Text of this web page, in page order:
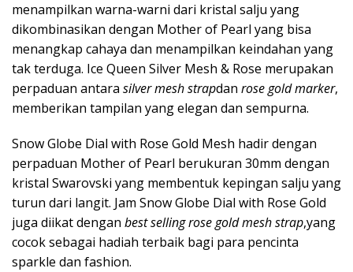
menampilkan warna-warni dari kristal salju yang
dikombinasikan dengan Mother of Pearl yang bisa
menangkap cahaya dan menampilkan keindahan yang
tak terduga. Ice Queen Silver Mesh & Rose merupakan
perpaduan antara silver mesh strapdan rose gold marker,
memberikan tampilan yang elegan dan sempurna.
Snow Globe Dial with Rose Gold Mesh hadir dengan
perpaduan Mother of Pearl berukuran 30mm dengan
kristal Swarovski yang membentuk kepingan salju yang
turun dari langit. Jam Snow Globe Dial with Rose Gold
juga diikat dengan best selling rose gold mesh strap,yang
cocok sebagai hadiah terbaik bagi para pencinta
sparkle dan fashion.